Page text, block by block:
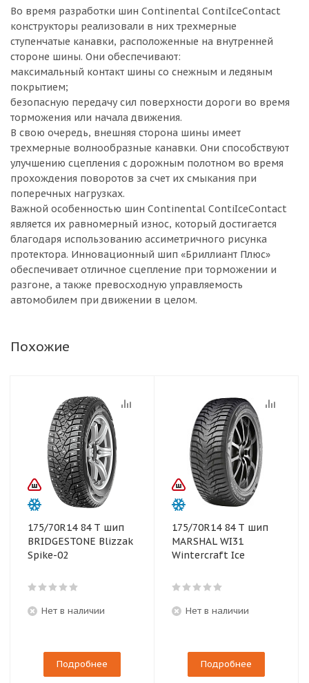
Во время разработки шин Continental ContiIceContact
конструкторы реализовали в них трехмерные
ступенчатые канавки, расположенные на внутренней
стороне шины. Они обеспечивают:
максимальный контакт шины со снежным и ледяным
покрытием;
безопасную передачу сил поверхности дороги во время
торможения или начала движения.
В свою очередь, внешняя сторона шины имеет
трехмерные волнообразные канавки. Они способствуют
улучшению сцепления с дорожным полотном во время
прохождения поворотов за счет их смыкания при
поперечных нагрузках.
Важной особенностью шин Continental ContiIceContact
является их равномерный износ, который достигается
благодаря использованию ассиметричного рисунка
протектора. Инновационный шип «Бриллиант Плюс»
обеспечивает отличное сцепление при торможении и
разгоне, а также превосходную управляемость
автомобилем при движении в целом.
Похожие
175/70R14 84 T шип
BRIDGESTONE Blizzak
Spike-02
Нет в наличии
Подробнее
175/70R14 84 T шип
MARSHAL WI31
Wintercraft Ice
Нет в наличии
Подробнее